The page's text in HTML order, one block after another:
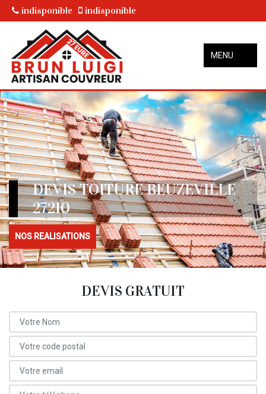
indisponible indisponible
MENU
DEVIS TOITURE BEUZEVILLE
27210
NOS REALISATIONS
DEVIS GRATUIT